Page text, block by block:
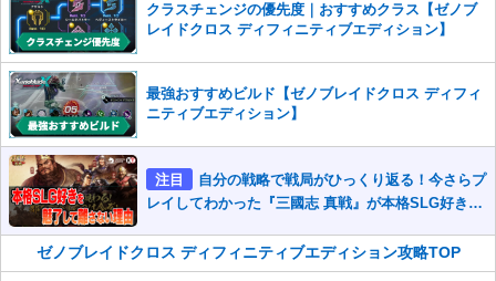
クラスチェンジの優先度｜おすすめクラス【ゼノブ
レイドクロス ディフィニティブエディション】
最強おすすめビルド【ゼノブレイドクロス ディフィ
ニティブエディション】
注目
自分の戦略で戦局がひっくり返る！今さらプ
レイしてわかった『三國志 真戦』が本格SLG好きを
ゼノブレイドクロス ディフィニティブエディション攻略TOP